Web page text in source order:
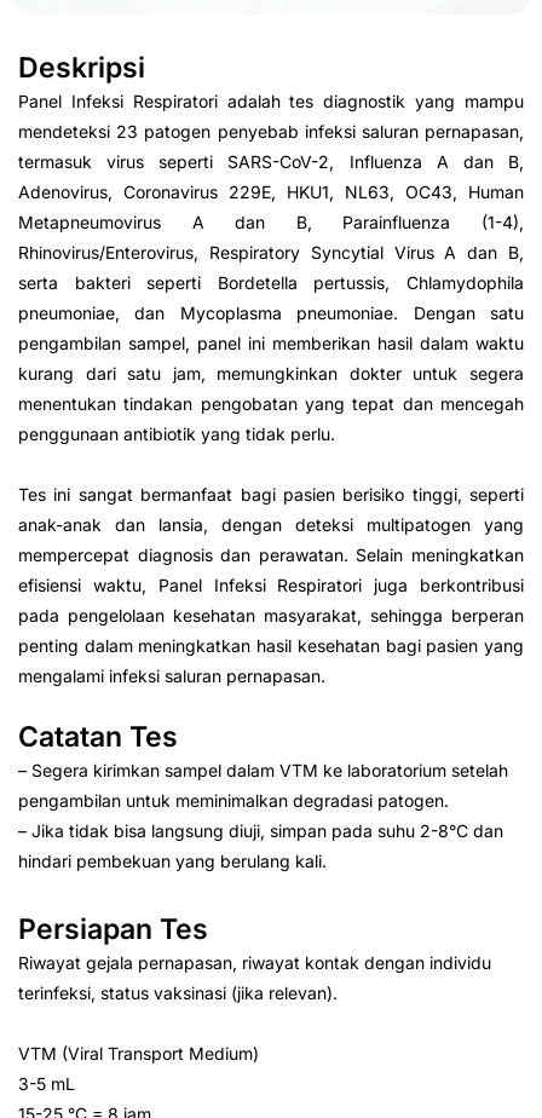
Deskripsi
Panel Infeksi Respiratori adalah tes diagnostik yang mampu
mendeteksi 23 patogen penyebab infeksi saluran pernapasan,
termasuk virus seperti SARS-CoV-2, Influenza A dan B,
Adenovirus, Coronavirus 229E, HKU1, NL63, OC43, Human
Metapneumovirus A dan B, Parainfluenza (1-4),
Rhinovirus/Enterovirus, Respiratory Syncytial Virus A dan B,
serta bakteri seperti Bordetella pertussis, Chlamydophila
pneumoniae, dan Mycoplasma pneumoniae. Dengan satu
pengambilan sampel, panel ini memberikan hasil dalam waktu
kurang dari satu jam, memungkinkan dokter untuk segera
menentukan tindakan pengobatan yang tepat dan mencegah
penggunaan antibiotik yang tidak perlu.
Tes ini sangat bermanfaat bagi pasien berisiko tinggi, seperti
anak-anak dan lansia, dengan deteksi multipatogen yang
mempercepat diagnosis dan perawatan. Selain meningkatkan
efisiensi waktu, Panel Infeksi Respiratori juga berkontribusi
pada pengelolaan kesehatan masyarakat, sehingga berperan
penting dalam meningkatkan hasil kesehatan bagi pasien yang
mengalami infeksi saluran pernapasan.
Catatan Tes
– Segera kirimkan sampel dalam VTM ke laboratorium setelah
pengambilan untuk meminimalkan degradasi patogen.
– Jika tidak bisa langsung diuji, simpan pada suhu 2-8°C dan
hindari pembekuan yang berulang kali.
Persiapan Tes
Riwayat gejala pernapasan, riwayat kontak dengan individu
terinfeksi, status vaksinasi (jika relevan).
VTM (Viral Transport Medium)
3-5 mL